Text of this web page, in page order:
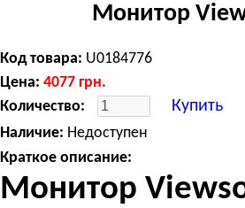
Монитор
Код товара: U0184776
Цена: 4077 грн.
Количество:
Купить
Наличие: Недоступен
Краткое описание:
Монитор